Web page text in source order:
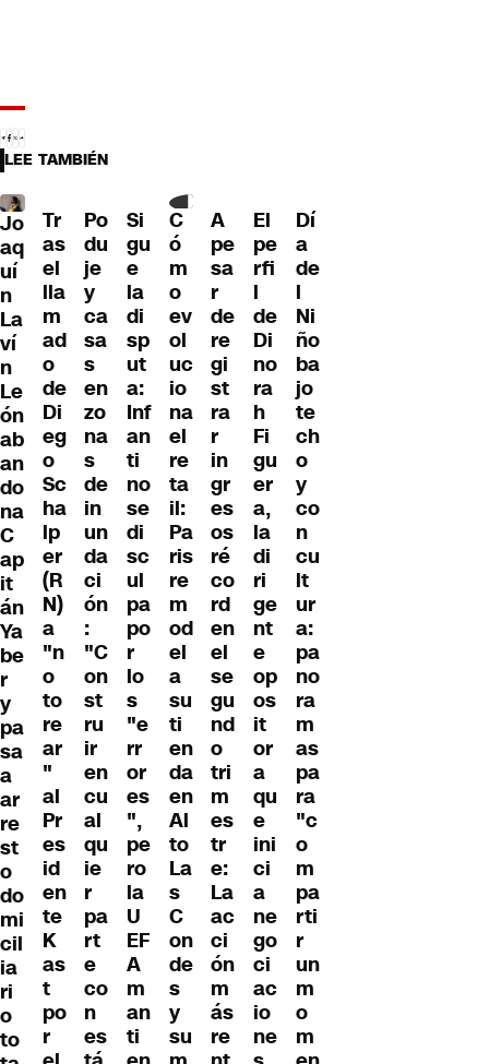
LEE TAMBIÉN
Jo
aq
uí
n
La
ví
n
Le
ón
ab
an
do
na
C
ap
it
án
Ya
be
r
y
pa
sa
a
ar
re
st
o
do
mi
cil
ia
ri
o
to
Tr
as
el
lla
m
ad
o
de
Di
eg
o
Sc
ha
lp
er
(R
N)
a
"n
o
to
re
ar
"
al
Pr
es
id
en
te
K
as
t
po
r
Po
du
je
y
ca
sa
s
en
zo
na
s
de
in
un
da
ci
ón
:
"C
on
st
ru
ir
en
cu
al
qu
ie
r
pa
rt
e
co
n
es
Si
gu
e
la
di
sp
ut
a:
Inf
an
ti
no
se
di
sc
ul
pa
po
r
lo
s
"e
rr
or
es
",
pe
ro
la
U
EF
A
m
an
ti
C
ó
m
o
ev
ol
uc
io
na
el
re
ta
il:
Pa
ris
re
m
od
el
a
su
ti
en
da
en
Al
to
La
s
C
on
de
s
y
su
A
pe
sa
r
de
re
gi
st
ra
r
in
gr
es
os
ré
co
rd
en
el
se
gu
nd
o
tri
m
es
tr
e:
La
ac
ci
ón
m
ás
re
El
pe
rfi
l
de
Di
no
ra
h
Fi
gu
er
a,
la
di
ri
ge
nt
e
op
os
it
or
a
qu
e
ini
ci
a
ne
go
ci
ac
io
ne
Dí
a
de
l
Ni
ño
ba
jo
te
ch
o
y
co
n
cu
lt
ur
a:
pa
no
ra
m
as
pa
ra
"c
o
m
pa
rti
r
un
m
o
m